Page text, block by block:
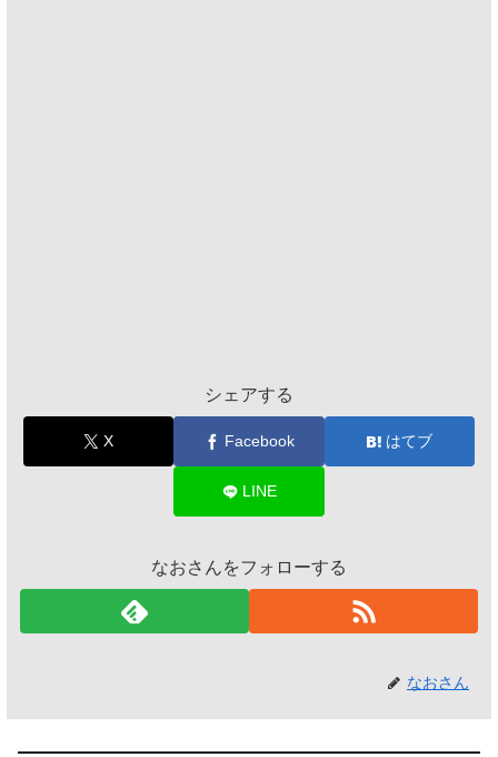
シェアする
X Facebook はてブ
LINE
なおさんをフォローする
なおさん